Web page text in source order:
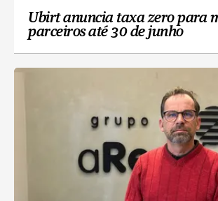
Ubirt anuncia taxa zero para
parceiros até 30 de junho